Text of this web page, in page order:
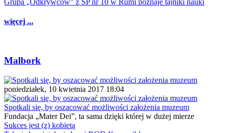
Grupa „Odkrywców” z SP nr 10 w Rumi poznaje tajniki nauki
więcej ...
Malbork
poniedziałek, 10 kwietnia 2017 18:04
Spotkali się, by oszacować możliwości założenia muzeum
Fundacja „Mater Dei”, ta sama dzięki której w dużej mierze
Sukces jest (z) kobietą